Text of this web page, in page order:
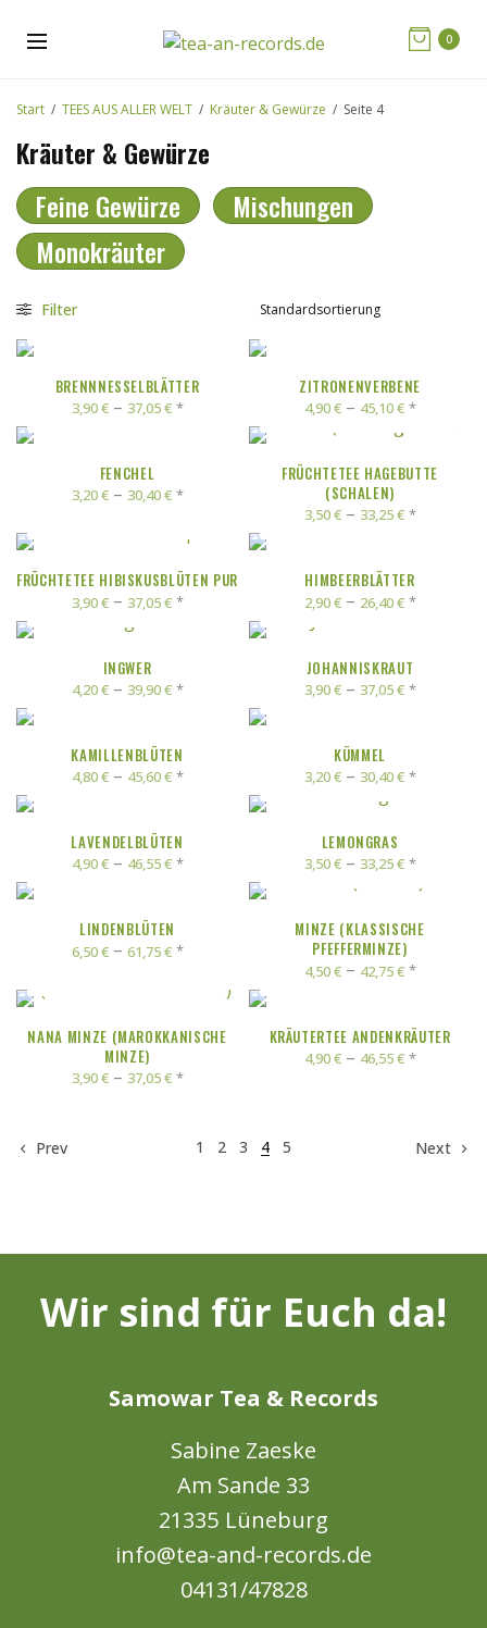
0
Start / TEES AUS ALLER WELT / Kräuter & Gewürze / Seite 4
Kräuter & Gewürze
Feine Gewürze
Mischungen
Monokräuter
Filter
BRENNNESSELBLÄTTER
3,90€– 37,05€ *
ZITRONENVERBENE
4,90€– 45,10€ *
AUSFÜHRUNG WÄHLEN
FENCHEL
3,20€– 30,40€ *
AUSFÜHRUNG WÄHLEN
FRÜCHTETEE HAGEBUTTE
(SCHALEN)
3,50€– 33,25€ *
FRÜCHTETEE HIBISKUSBLÜTEN PUR
3,90€– 37,05€ *
AUSFÜHRUNG WÄHLEN
HIMBEERBLÄTTER
2,90€– 26,40€ *
AUSFÜHRUNG WÄHLEN
INGWER
4,20€– 39,90€ *
AUSFÜHRUNG WÄHLEN
JOHANNISKRAUT
3,90€– 37,05€ *
AUSFÜHRUNG WÄHLEN
KAMILLENBLÜTEN
4,80€– 45,60€ *
AUSFÜHRUNG WÄHLEN
KÜMMEL
3,20€– 30,40€ *
AUSFÜHRUNG WÄHLEN
LAVENDELBLÜTEN
4,90€– 46,55€ *
AUSFÜHRUNG WÄHLEN
LEMONGRAS
3,50€– 33,25€ *
AUSFÜHRUNG WÄHLEN
LINDENBLÜTEN
6,50€– 61,75€ *
AUSFÜHRUNG WÄHLEN
MINZE (KLASSISCHE
PFEFFERMINZE)
4,50€– 42,75€ *
NANA MINZE (MAROKKANISCHE
MINZE)
3,90€– 37,05€ *
AUSFÜHRUNG WÄHLEN
KRÄUTERTEE ANDENKRÄUTER
4,90€– 46,55€ *
Prev 1 2 3 4 5 Next
Wir sind für Euch da!
Samowar Tea & Records
Sabine Zaeske
Am Sande 33
21335 Lüneburg
info@tea-and-records.de
04131/47828